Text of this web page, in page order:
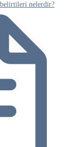
nelerdir?